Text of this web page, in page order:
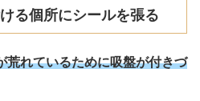
る個所にシールを張る
荒れているために吸盤が付きづ